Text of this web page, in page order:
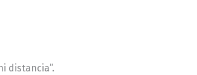
distancia”.